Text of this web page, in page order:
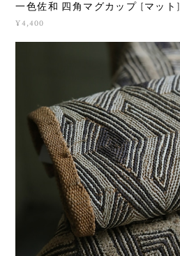
一色佐和 四角マグカップ [マット]
¥4,400